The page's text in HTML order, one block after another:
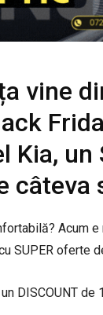
vine
Kia, un
câteva
Acum
SUPER oferte
DISCOUNT